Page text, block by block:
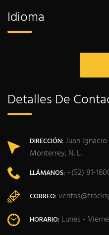
Idioma
Detalles De
DIRECCIÓN: Juan
Monterrey, N. L.
LLÁMANOS: +(52) 81-
CORREO:
HORARIO: Lunes -